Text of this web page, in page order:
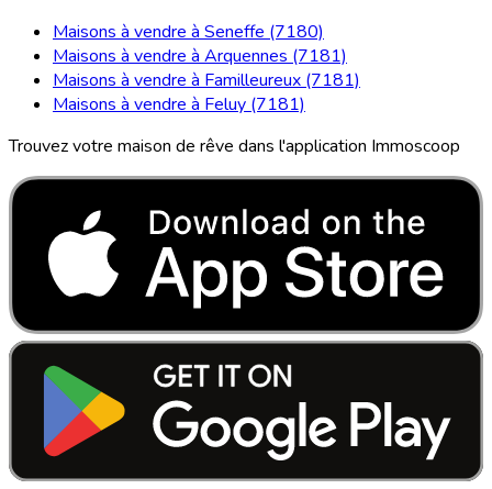
Maisons à vendre à Seneffe (7180)
Maisons à vendre à Arquennes (7181)
Maisons à vendre à Familleureux (7181)
Maisons à vendre à Feluy (7181)
Trouvez votre maison de rêve dans l'application Immoscoop